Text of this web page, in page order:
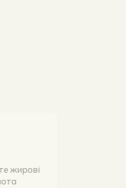
маєте жирові
живота